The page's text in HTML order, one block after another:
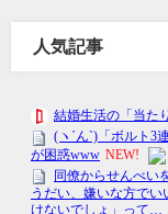
人気記事